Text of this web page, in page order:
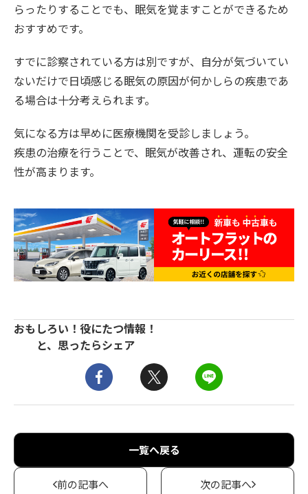
らったりすることでも、眠気を覚ますことができるため
おすすめです。
すでに診察されている方は別ですが、自分が気づいてい
ないだけで日頃感じる眠気の原因が何かしらの疾患であ
る場合は十分考えられます。
気になる方は早めに医療機関を受診しましょう。
疾患の治療を行うことで、眠気が改善され、運転の安全
性が高まります。
おもしろい！役にたつ情報！
と、思ったらシェア
一覧へ戻る
前の記事へ 次の記事へ